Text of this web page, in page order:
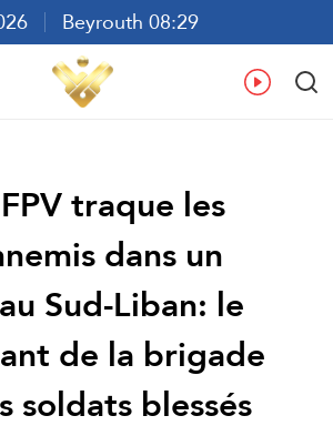
Beyrouth 08:29
ع
traque les
dans un
Sud-Liban: le
de la brigade
soldats blessés